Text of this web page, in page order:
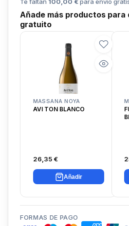
Añade más productos para
gratuito
MASSANA NOYA
AVI TON BLANCO
26,35 €
Añadir
FORMAS DE PAGO